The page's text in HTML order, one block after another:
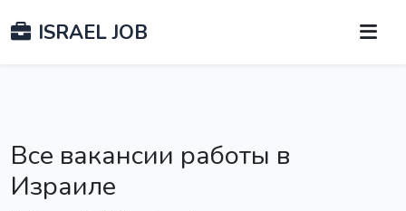
ISRAEL JOB
Все вакансии работы в
Израиле